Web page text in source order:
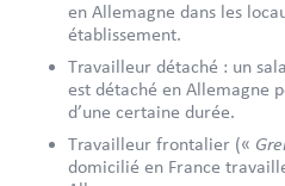
en Allemagne dans les
établissement.
Travailleur détaché : un
est détaché en Allemagne
d’une certaine durée.
Travailleur frontalier («
domicilié en France